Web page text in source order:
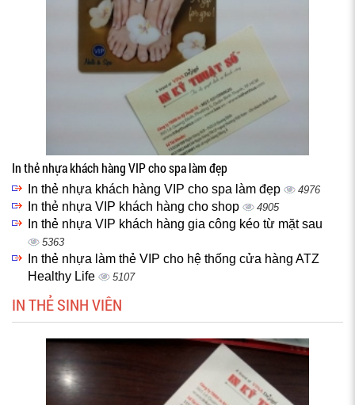
In thẻ nhựa khách hàng VIP cho spa làm đẹp
In thẻ nhựa khách hàng VIP cho spa làm đẹp 4976
In thẻ nhựa VIP khách hàng cho shop 4905
In thẻ nhựa VIP khách hàng gia công kéo từ mặt sau
5363
In thẻ nhựa làm thẻ VIP cho hệ thống cửa hàng ATZ
Healthy Life
5107
IN THẺ SINH VIÊN